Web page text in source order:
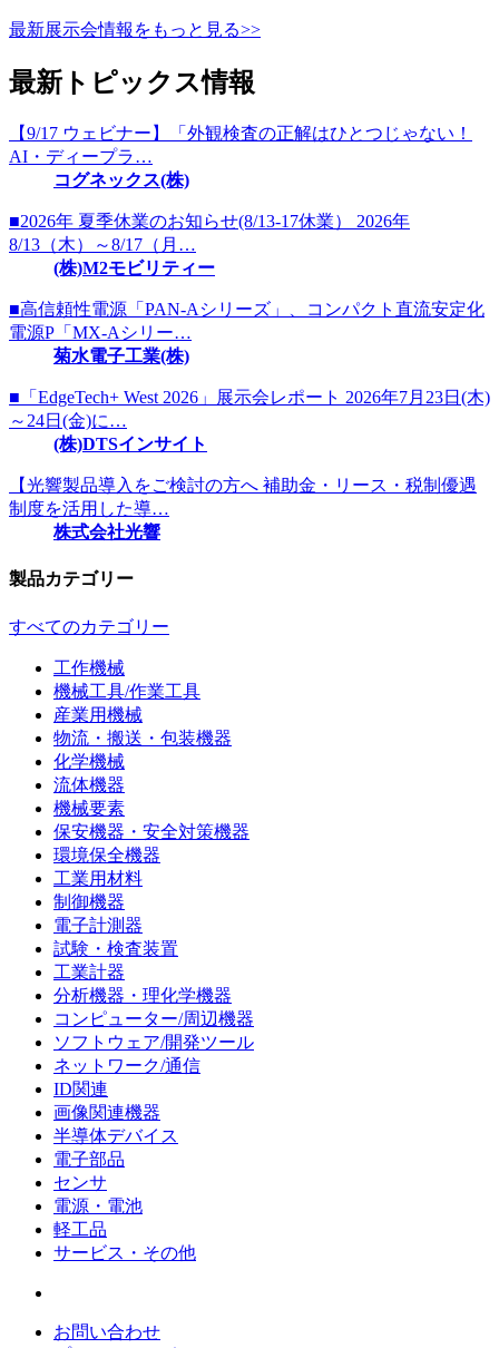
最新展示会情報をもっと見る>>
最新トピックス情報
【9/17 ウェビナー】「外観検査の正解はひとつじゃない！
AI・ディープラ…
コグネックス(株)
■2026年 夏季休業のお知らせ(8/13-17休業） 2026年
8/13（木）～8/17（月…
(株)M2モビリティー
■高信頼性電源「PAN-Aシリーズ」、コンパクト直流安定化
電源P「MX-Aシリー…
菊水電子工業(株)
■「EdgeTech+ West 2026」展示会レポート 2026年7月23日(木)
～24日(金)に…
(株)DTSインサイト
【光響製品導入をご検討の方へ 補助金・リース・税制優遇
制度を活用した導…
株式会社光響
製品カテゴリー
すべてのカテゴリー
工作機械
機械工具/作業工具
産業用機械
物流・搬送・包装機器
化学機械
流体機器
機械要素
保安機器・安全対策機器
環境保全機器
工業用材料
制御機器
電子計測器
試験・検査装置
工業計器
分析機器・理化学機器
コンピューター/周辺機器
ソフトウェア/開発ツール
ネットワーク/通信
ID関連
画像関連機器
半導体デバイス
電子部品
センサ
電源・電池
軽工品
サービス・その他
お問い合わせ